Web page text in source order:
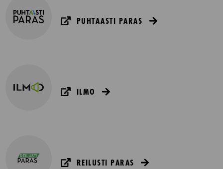
PUHTAASTI PARAS
ILMO
REILUSTI PARAS